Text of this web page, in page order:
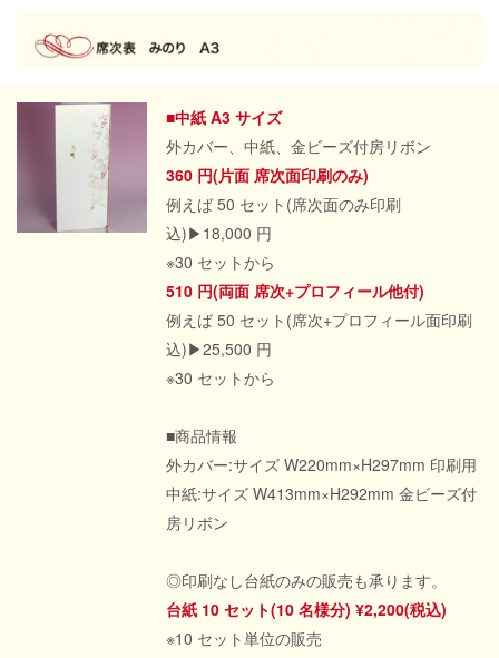
■中紙 A3 サイズ
外カバー、中紙、金ビーズ付房リボン
360 円(片面 席次面印刷のみ)
例えば 50 セット(席次面のみ印刷
込)▶18,000 円
※30 セットから
510 円(両面 席次+プロフィール他付)
例えば 50 セット(席次+プロフィール面印刷
込)▶25,500 円
※30 セットから
■商品情報
外カバー:サイズ W220mm×H297mm 印刷用
中紙:サイズ W413mm×H292mm 金ビーズ付
房リボン
◎印刷なし台紙のみの販売も承ります。
台紙 10 セット(10 名様分) ¥2,200(税込)
※10 セット単位の販売